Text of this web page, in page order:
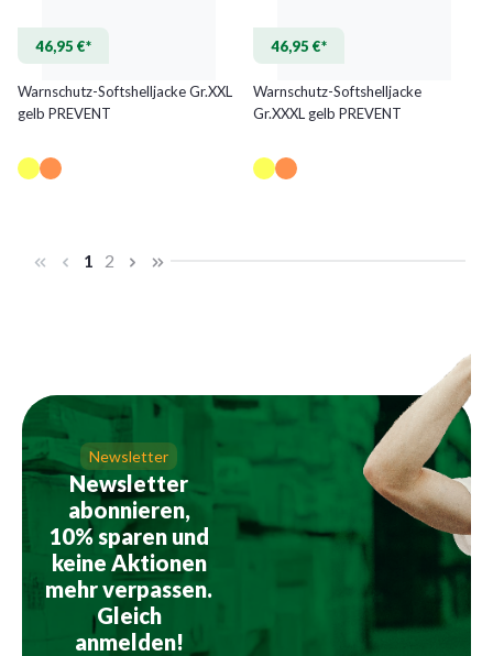
46,95 €*
Warnschutz-Softshelljacke Gr.XXL
gelb PREVENT
46,95 €*
Warnschutz-Softshelljacke
Gr.XXXL gelb PREVENT
(Diese Option ist zurzeit nicht
(Diese Option ist zurzeit nicht
Seite
1 Seite
2
Newsletter
Newsletter
abonnieren,
10% sparen und
keine Aktionen
mehr verpassen.
Gleich
anmelden!